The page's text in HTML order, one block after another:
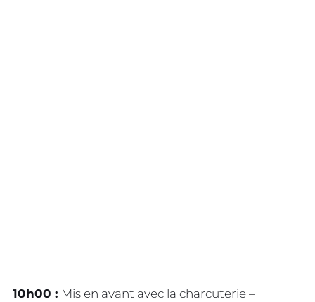
10h00 : Mis en avant avec la charcuterie –